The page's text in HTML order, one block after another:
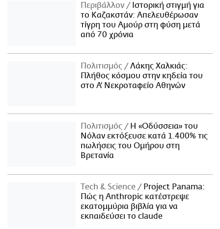
Περιβάλλον
Ιστορική στιγμή για
το Καζακστάν: Απελευθέρωσαν
τίγρη του Αμούρ στη φύση μετά
από 70 χρόνια
Πολιτισμός
Λάκης Χαλκιάς:
Πλήθος κόσμου στην κηδεία του
στο Α' Νεκροταφείο Αθηνών
Πολιτισμός
Η «Οδύσσεια» του
Νόλαν εκτόξευσε κατά 1.400% τις
πωλήσεις του Ομήρου στη
Βρετανία
Τech & Science
Project Panama:
Πώς η Anthropic κατέστρεψε
εκατομμύρια βιβλία για να
εκπαιδεύσει το claude